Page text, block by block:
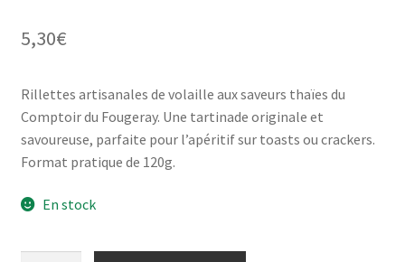
5,30€
Rillettes artisanales de volaille aux saveurs thaïes du
Comptoir du Fougeray. Une tartinade originale et
savoureuse, parfaite pour l’apéritif sur toasts ou crackers.
Format pratique de 120g.
En stock